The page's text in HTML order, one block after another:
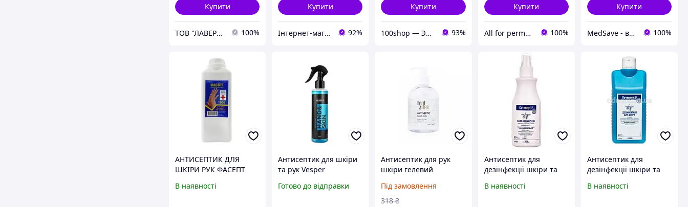
Купити
ТОВ "ЛАВЕРНА" 100%
Купити
Інтернет-магазин АКВАМАРИН-Л 92%
Купити
100shop — Электроника и расходники / маникюр и салоны красоты! 93%
Купити
All for permanent make-up 100%
Купити
MedSave - витратні матеріали для індустрії красоти 100%
АНТИСЕПТИК ДЛЯ
ШКІРИ РУК ФАСЕПТ
В наявності
Антисептик для шкіри
та рук Vesper
Готово до відправки
Антисептик для рук
шкіри гелевий
спирт Tool Zone 275 мл
Під замовлення
318 ₴
Антисептик для
дезінфекції шкіри та
В наявності
Антисептик для
дезінфекції шкіри та
В наявності